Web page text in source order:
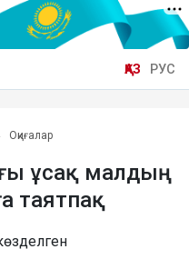
ҚАЗ РУС
Оқиғалар
ұсақ малдың
таятпақ